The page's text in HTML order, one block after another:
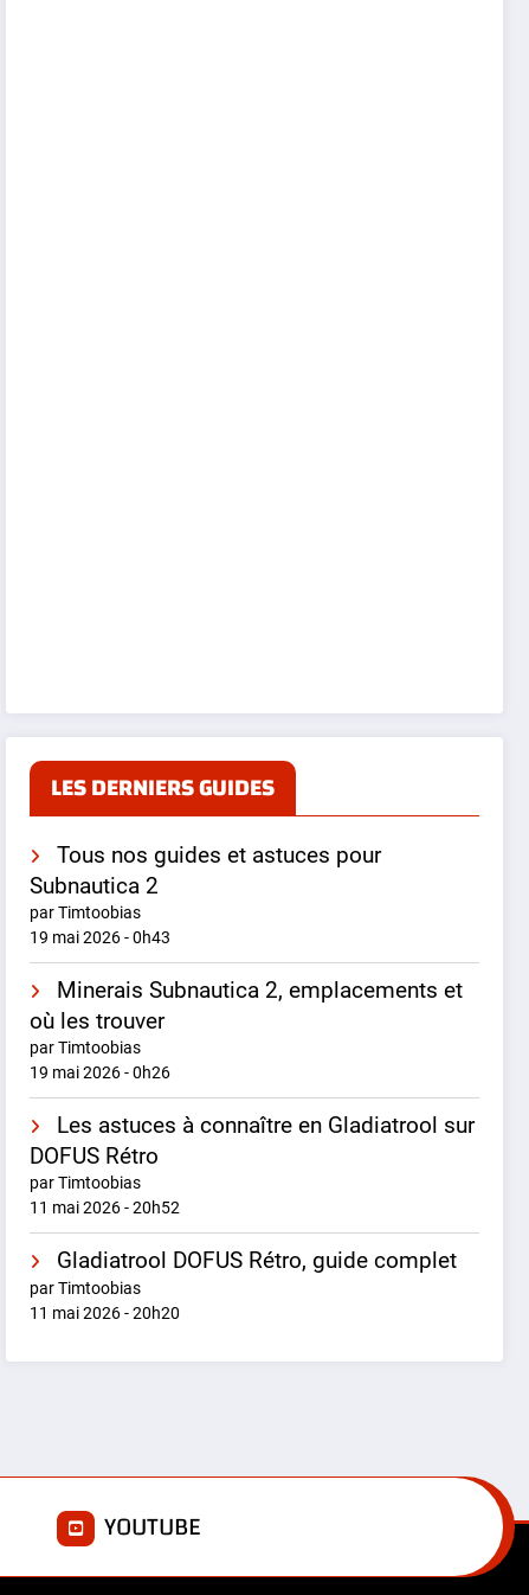
LES DERNIERS GUIDES
Tous nos guides et astuces pour
Subnautica 2
par Timtoobias
19 mai 2026 - 0h43
Minerais Subnautica 2, emplacements et
où les trouver
par Timtoobias
19 mai 2026 - 0h26
Les astuces à connaître en Gladiatrool sur
DOFUS Rétro
par Timtoobias
11 mai 2026 - 20h52
Gladiatrool DOFUS Rétro, guide complet
par Timtoobias
11 mai 2026 - 20h20
YOUTUBE